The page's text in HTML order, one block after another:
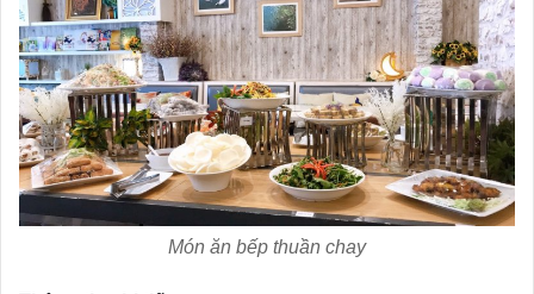
Món ăn bếp thuần chay